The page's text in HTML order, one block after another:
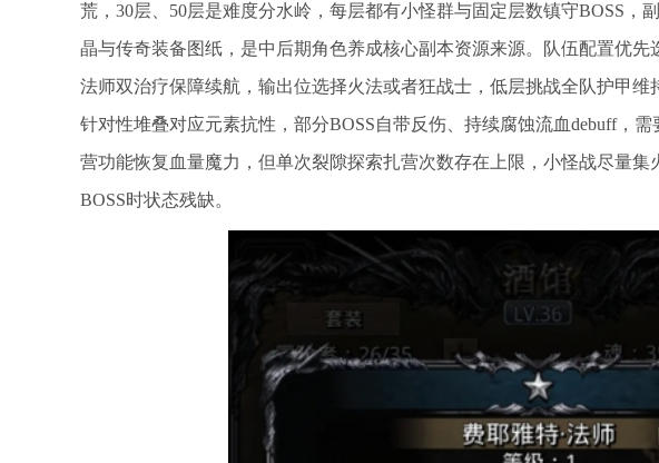
荒，30层、50层是难度分水岭，每层都有小怪群与固定层数镇守BOSS，
晶与传奇装备图纸，是中后期角色养成核心副本资源来源。队伍配置优
法师双治疗保障续航，输出位选择火法或者狂战士，低层挑战全队护甲
针对性堆叠对应元素抗性，部分BOSS自带反伤、持续腐蚀流血debuff，
营功能恢复血量魔力，但单次裂隙探索扎营次数存在上限，小怪战尽量
BOSS时状态残缺。